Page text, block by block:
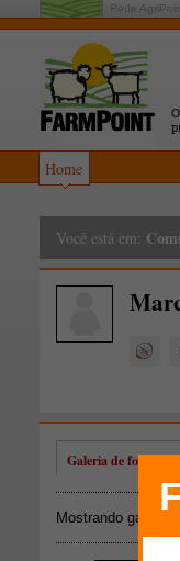
Rede
Home
Você está em:
Galeria de fotos de
Mostrando galeria